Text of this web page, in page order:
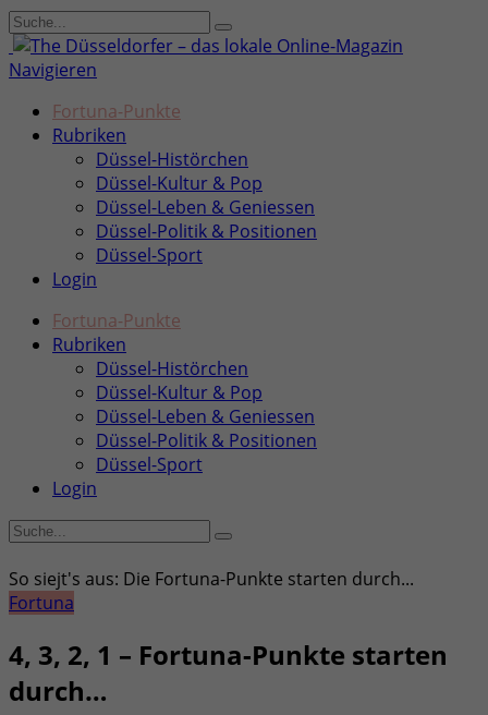
Navigieren
Fortuna-Punkte
Rubriken
Düssel-Histörchen
Düssel-Kultur & Pop
Düssel-Leben & Geniessen
Düssel-Politik & Positionen
Düssel-Sport
Login
Fortuna-Punkte
Rubriken
Düssel-Histörchen
Düssel-Kultur & Pop
Düssel-Leben & Geniessen
Düssel-Politik & Positionen
Düssel-Sport
Login
So siejt's aus: Die Fortuna-Punkte starten durch...
Fortuna
4, 3, 2, 1 – Fortuna-Punkte starten
durch…